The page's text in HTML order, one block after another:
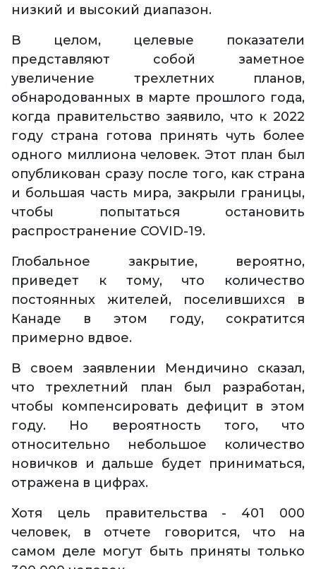
низкий и высокий диапазон.
В целом, целевые показатели
представляют собой заметное
увеличение трехлетних планов,
обнародованных в марте прошлого года,
когда правительство заявило, что к 2022
году страна готова принять чуть более
одного миллиона человек. Этот план был
опубликован сразу после того, как страна
и большая часть мира, закрыли границы,
чтобы попытаться остановить
распространение COVID-19.
Глобальное закрытие, вероятно,
приведет к тому, что количество
постоянных жителей, поселившихся в
Канаде в этом году, сократится
примерно вдвое.
В своем заявлении Мендичино сказал,
что трехлетний план был разработан,
чтобы компенсировать дефицит в этом
году. Но вероятность того, что
относительно небольшое количество
новичков и дальше будет приниматься,
отражена в цифрах.
Хотя цель правительства - 401 000
человек, в отчете говорится, что на
самом деле могут быть приняты только